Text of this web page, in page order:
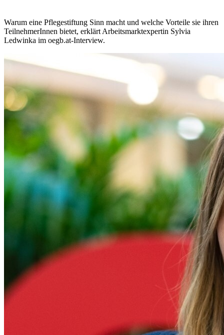
Warum eine Pflegestiftung Sinn macht und welche Vorteile sie ihren
TeilnehmerInnen bietet, erklärt Arbeitsmarktexpertin Sylvia
Ledwinka im oegb.at-Interview.